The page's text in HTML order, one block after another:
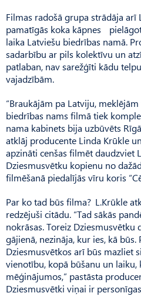
Filmas radošā grupa strādāja arī
pamatīgās koka kāpnes
laika Latviešu biedrības namā.
sadarbību ar pils kolektīvu un
patlaban, nav sarežģīti kādu
vajadzībām.
“Braukājām pa Latviju,
biedrības nams filmā tiek
nama kabinets bija uzbūvēts
atklāj producente Linda Krūkle
apzināti cenšas filmēt daudzviet
Dziesmusvētku kopienu no
filmēšanā piedalījās vīru koris
Par ko tad būs filma? L.Krūkle
redzējuši citādu. “Tad sākās
nokrāsas. Toreiz
gājienā, nezināja, kur ies, kā
Dziesmusvētkos arī būs mazliet
vienotību, kopā būšanu un laiku,
mēģinājumos,” pastāsta
Dziesmusvētki viņai ir